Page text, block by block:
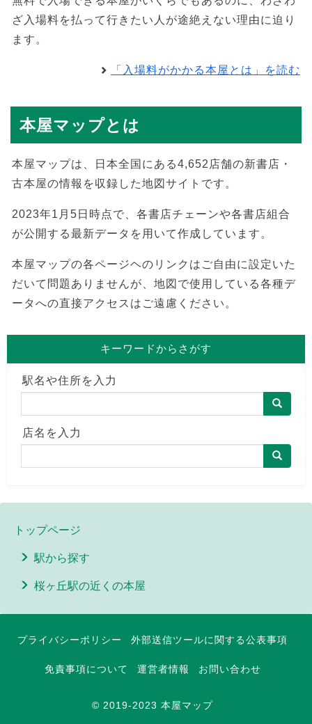
ざ入場料を払って行きたい人が途絶えない理由に迫り
ます。
「入場料がかかる本屋とは」を読む
本屋マップとは
本屋マップは、日本全国にある4,652店舗の新書店・
古本屋の情報を収録した地図サイトです。
2023年1月5日時点で、各書店チェーンや各書店組合
が公開する最新データを用いて作成しています。
本屋マップの各ページヘのリンクはご自由に設定いた
だいて問題ありませんが、地図で使用している各種デ
ータへの直接アクセスはご遠慮ください。
キーワードからさがす
駅名や住所を入力
店名を入力
トップページ
駅から探す
桜ヶ丘駅の近くの本屋
プライバシーポリシー 外部送信ツールに関する公表事項
免責事項について 運営者情報 お問い合わせ
© 2019-2023 本屋マップ